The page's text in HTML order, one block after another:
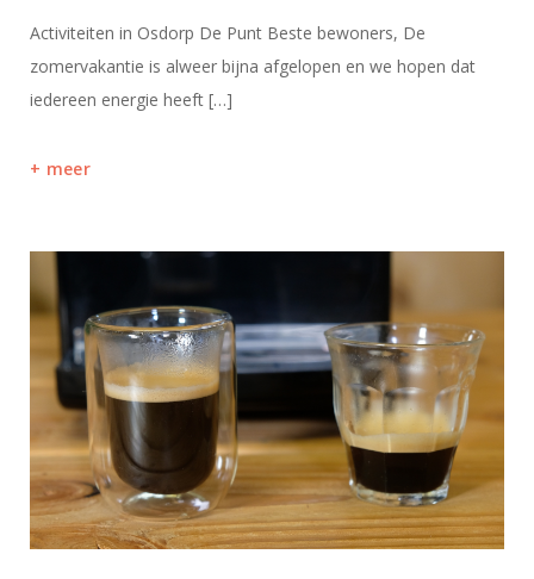
Activiteiten in Osdorp De Punt Beste bewoners, De
zomervakantie is alweer bijna afgelopen en we hopen dat
iedereen energie heeft […]
meer